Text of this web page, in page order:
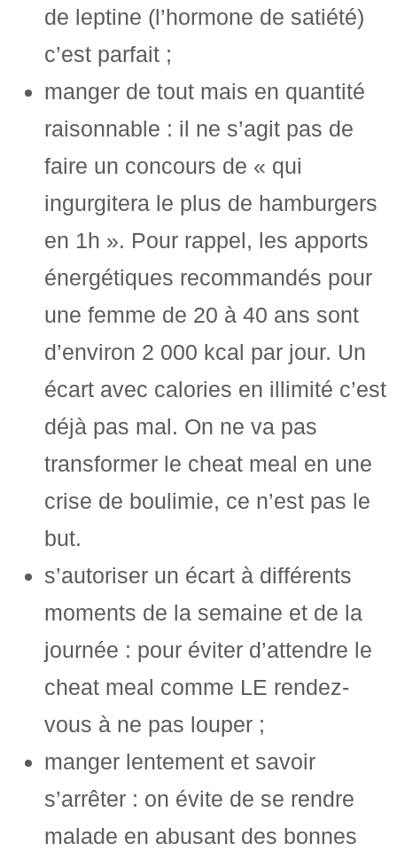
de leptine (l’hormone de satiété)
c’est parfait ;
manger de tout mais en quantité
raisonnable : il ne s’agit pas de
faire un concours de « qui
ingurgitera le plus de hamburgers
en 1h ». Pour rappel, les apports
énergétiques recommandés pour
une femme de 20 à 40 ans sont
d’environ 2 000 kcal par jour. Un
écart avec calories en illimité c’est
déjà pas mal. On ne va pas
transformer le cheat meal en une
crise de boulimie, ce n’est pas le
but.
s’autoriser un écart à différents
moments de la semaine et de la
journée : pour éviter d’attendre le
cheat meal comme LE rendez-
vous à ne pas louper ;
manger lentement et savoir
s’arrêter : on évite de se rendre
malade en abusant des bonnes